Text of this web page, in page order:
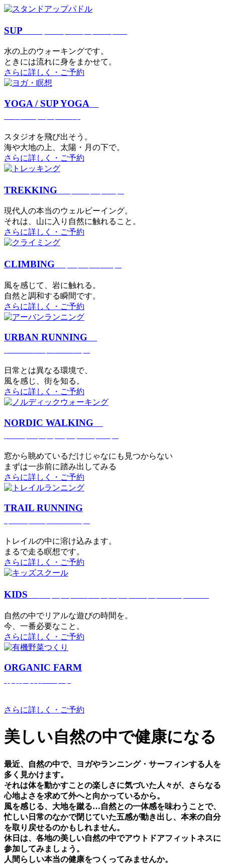
SUP
⽔の上のウォーキングです。
ときには流れに身をまかせて。
さらに詳しく・ご予約
YOGA / SUP YOGA
スタジオを⾶び出そう。
海や大地の上、太陽・⽉の下で。
さらに詳しく・ご予約
TREKKING
現代⼈の本当のウェルビーイング。
それは、⼭に⼊り⾃然に触れること。
さらに詳しく・ご予約
CLIMBING
⾵を感じて、岩に触れる。
⾃然と調和する瞬間です。
さらに詳しく・ご予約
URBAN RUNNING
日常とは異なる環境で、
風を感じ、街を知る。
さらに詳しく・ご予約
NORDIC WALKING
窓から眺めているだけじゃなにも見つからない
まずは一歩前に踏み出してみる
さらに詳しく・ご予約
TRAIL RUNNING
トレイルの中に溶け込みます。
まるで⾛る瞑想です。
さらに詳しく・ご予約
KIDS
⾃然の中でリアルな遊びの時間を。
今、⼀番必要なこと。
さらに詳しく・ご予約
ORGANIC FARM
さらに詳しく・ご予約
美しい⾃然の中で健康になる
最近、⾃然の中で、ヨガやランニング・サーフィンする⼈を
多く⾒かけます。
それは体を動かすことの楽しさに気づいた⼈々が、さらなる
⼼地よさを求めて外へと向かっているから。
⾵を感じる、⼤地を蹴る…⾃然との⼀体感を味わうことで、
忙しい⽇常のなかで閉じていた五感が動き出し、本来の⾃分
を取り戻せるのかもしれません。
休⽇は、各地の美しい⾃然の中でアウトドアフィットネスに
参加してみましょう。
⼈間らしい本当の健康をつくってみませんか。